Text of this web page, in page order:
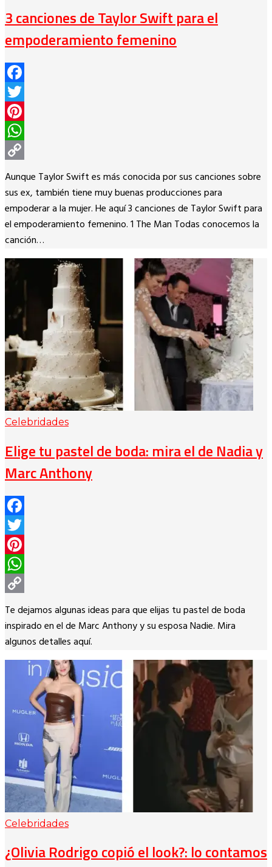
3 canciones de Taylor Swift para el
empoderamiento femenino
Facebook
Twitter
Pinterest
WhatsApp
Copy
Link
Aunque Taylor Swift es más conocida por sus canciones sobre
sus ex, también tiene muy buenas producciones para
empoderar a la mujer. He aquí 3 canciones de Taylor Swift para
el empoderamiento femenino. 1 The Man Todas conocemos la
canción…
Celebridades
Elige tu pastel de boda: mira el de Nadia y
Marc Anthony
Facebook
Twitter
Pinterest
WhatsApp
Copy
Link
Te dejamos algunas ideas para que elijas tu pastel de boda
inspirado en el de Marc Anthony y su esposa Nadie. Mira
algunos detalles aquí.
Celebridades
¿Olivia Rodrigo copió el look?: lo contamos